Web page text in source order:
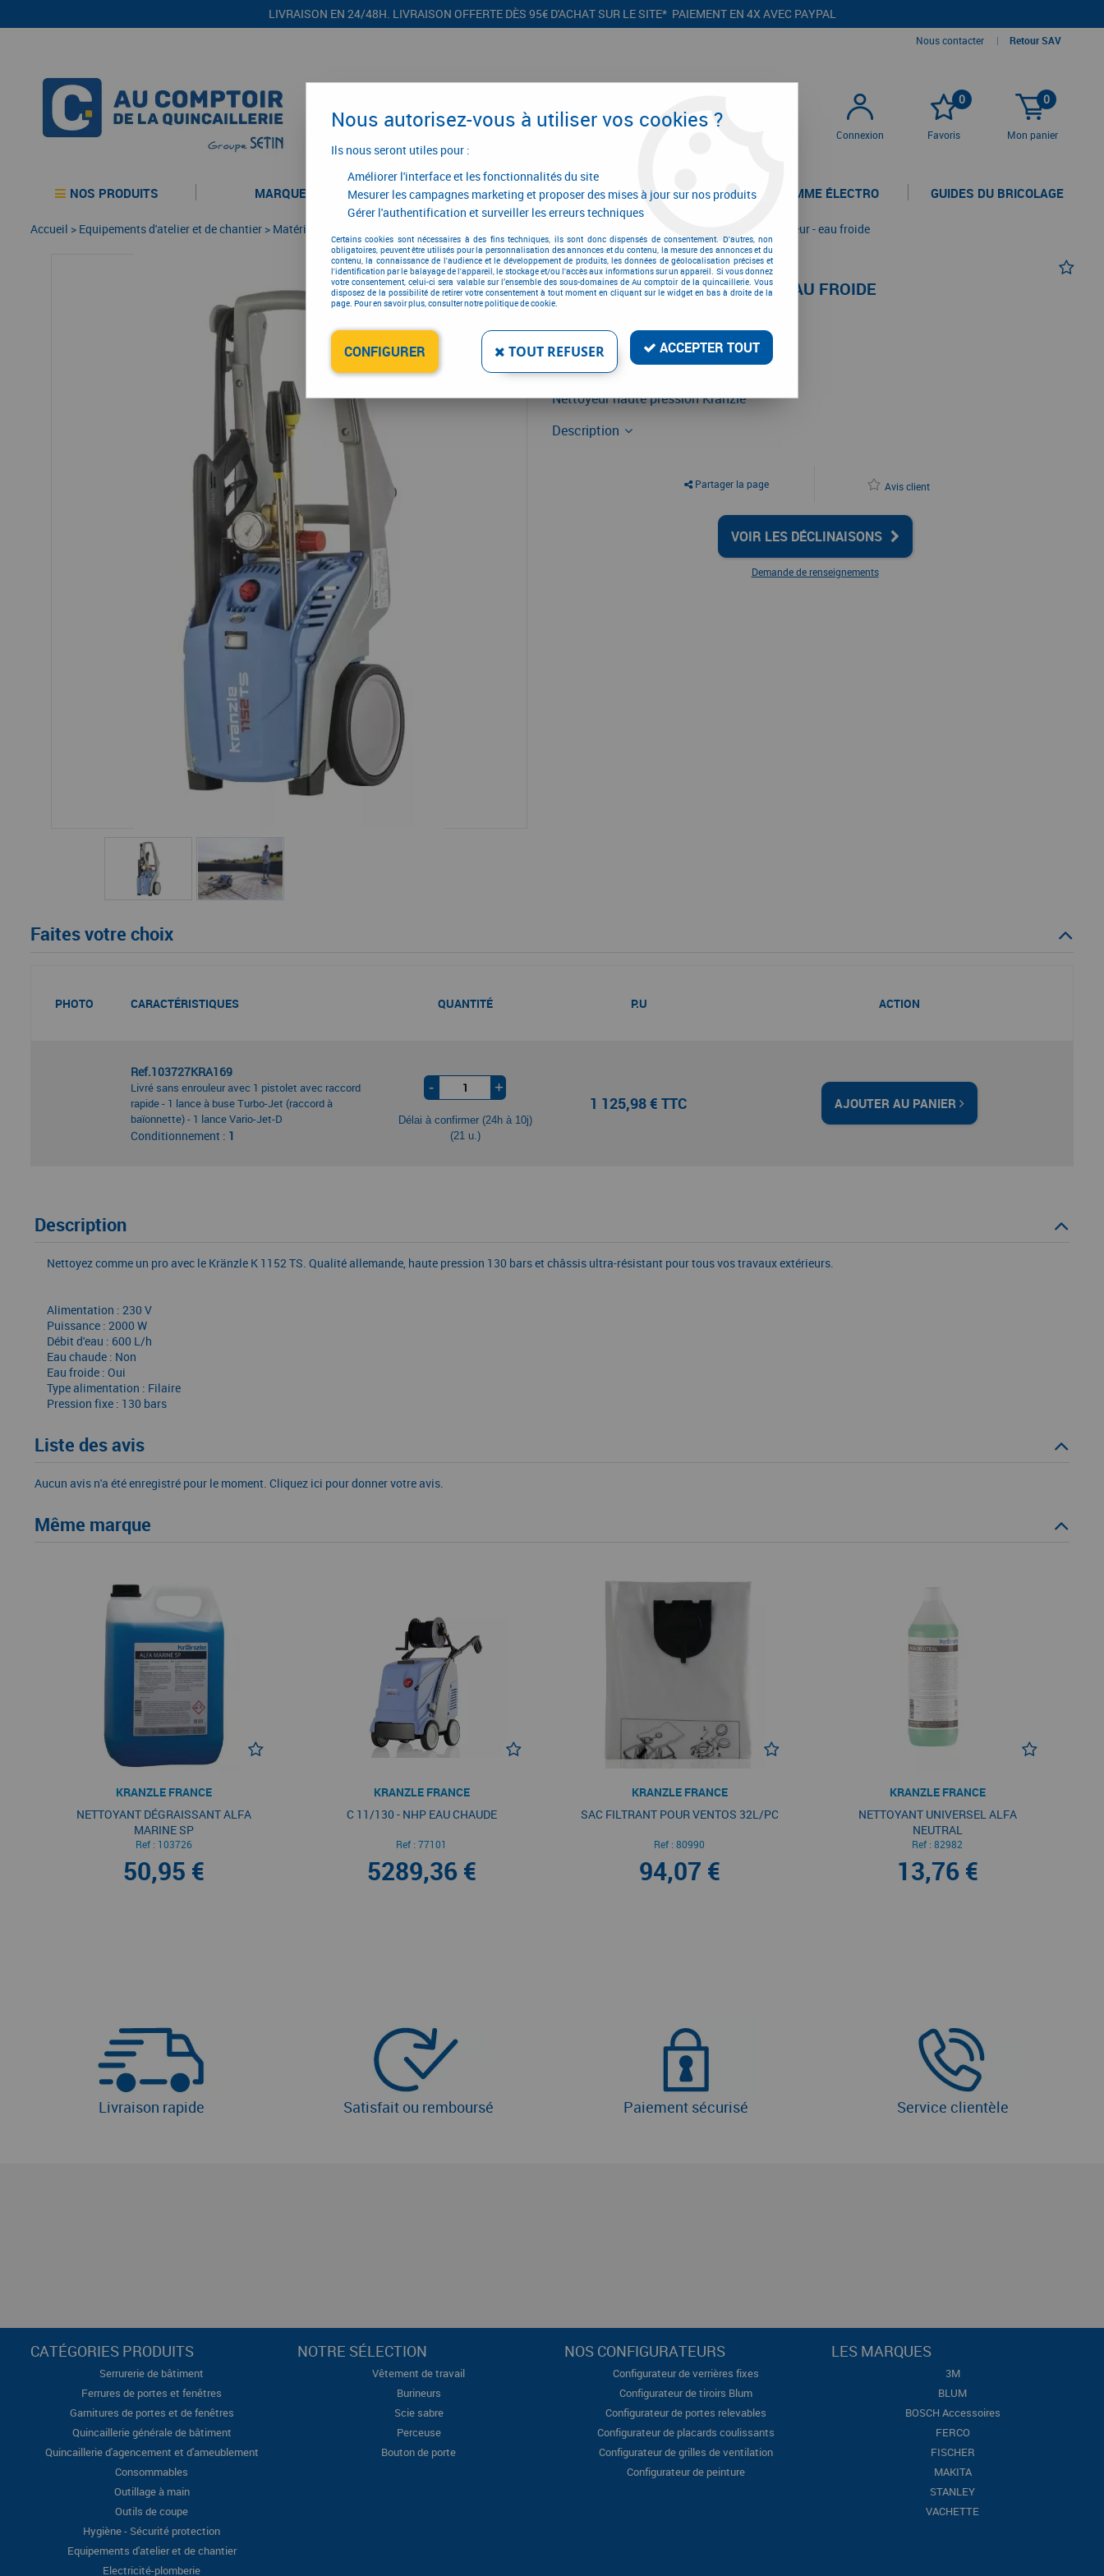
LIVRAISON EN 24/48H. LIVRAISON OFFERTE DÈS 95€ D'ACHAT SUR LE SITE* PAIEMENT EN 4X AVEC PAYPAL
Nous contacter | Retour SAV
Connexion
0
Favoris
0
Mon panier
NOS PRODUITS MARQUES CONFIGURATEURS PROMOTIONS LA GAMME ÉLECTRO GUIDES DU BRICOLAGE
Accueil > Equipements d'atelier et de chantier > Matériel d'entretien K1152 TS sans enrouleur - eau froide
K1152 TS SANS ENROULEUR - EAU FROIDE
Réf. :
1125 ,98 €TTC
Nettoyage industriel
Nettoyeur haute pression Kranzle
Description
Partager la page Avis client
VOIR LES DÉCLINAISONS
Demande de renseignements
Faites votre choix
PHOTO CARACTÉRISTIQUES QUANTITÉ P.U ACTION
Ref.103727KRA169
Livré sans enrouleur avec 1 pistolet avec raccord
rapide - 1 lance à buse Turbo-Jet (raccord à
baïonnette) - 1 lance Vario-Jet-D
Conditionnement : 1
- +
Délai à confirmer (24h à 10j)
(21 u.)
1 125,98 € TTC AJOUTER AU PANIER
Description
Nettoyez comme un pro avec le Kränzle K 1152 TS. Qualité allemande, haute pression 130 bars et châssis ultra-résistant pour tous vos travaux extérieurs.
Alimentation : 230 V
Puissance : 2000 W
Débit d'eau : 600 L/h
Eau chaude : Non
Eau froide : Oui
Type alimentation : Filaire
Pression fixe : 130 bars
Liste des avis
Aucun avis n'a été enregistré pour le moment. Cliquez ici pour donner votre avis.
Même marque
KRANZLE FRANCE
NETTOYANT DÉGRAISSANT ALFA
MARINE SP
Ref : 103726
50,95 €
KRANZLE FRANCE
C 11/130 - NHP EAU CHAUDE
Ref : 77101
5289,36 €
KRANZLE FRANCE
SAC FILTRANT POUR VENTOS 32L/PC
Ref : 80990
94,07 €
KRANZLE FRANCE
NETTOYANT UNIVERSEL ALFA
NEUTRAL
Ref : 82982
13,76 €
Livraison rapide Satisfait ou remboursé Paiement sécurisé Service clientèle
CATÉGORIES PRODUITS
Serrurerie de bâtiment
Ferrures de portes et fenêtres
Garnitures de portes et de fenêtres
Quincaillerie générale de bâtiment
Quincaillerie d'agencement et d'ameublement
Consommables
Outillage à main
Outils de coupe
Hygiène - Sécurité protection
Equipements d'atelier et de chantier
Electricité-plomberie
NOTRE SÉLECTION
Vêtement de travail
Burineurs
Scie sabre
Perceuse
Bouton de porte
NOS CONFIGURATEURS
Configurateur de verrières fixes
Configurateur de tiroirs Blum
Configurateur de portes relevables
Configurateur de placards coulissants
Configurateur de grilles de ventilation
Configurateur de peinture
LES MARQUES
3M
BLUM
BOSCH Accessoires
FERCO
FISCHER
MAKITA
STANLEY
VACHETTE
Nous autorisez-vous à utiliser vos cookies ?
Ils nous seront utiles pour :
Améliorer l'interface et les fonctionnalités du site
Mesurer les campagnes marketing et proposer des mises à jour sur nos produits
Gérer l'authentification et surveiller les erreurs techniques
Certains cookies sont nécessaires à des fins techniques, ils sont donc dispensés de consentement. D'autres, non
obligatoires, peuvent être utilisés pour la personnalisation des annonces et du contenu, la mesure des annonces et du
contenu, la connaissance de l'audience et le développement de produits, les données de géolocalisation précises et
l'identification par le balayage de l'appareil, le stockage et/ou l'accès aux informations sur un appareil. Si vous donnez
votre consentement, celui-ci sera valable sur l’ensemble des sous-domaines de Au comptoir de la quincaillerie. Vous
disposez de la possibilité de retirer votre consentement à tout moment en cliquant sur le widget en bas à droite de la
page. Pour en savoir plus, consulter notre politique de cookie.
CONFIGURER TOUT REFUSER ACCEPTER TOUT